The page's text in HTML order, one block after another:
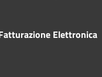
Elettronica